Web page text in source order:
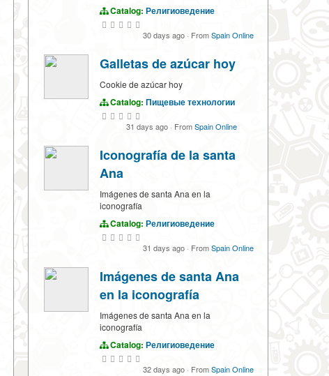
Catalog: Религиоведение
30 days ago · FromSpain Online
Galletas de azúcar hoy
Cookie de azúcar hoy
Catalog: Пищевые технологии
31 days ago · FromSpain Online
Iconografía de la santa
Ana
Imágenes de santa Ana en la
iconografía
Catalog: Религиоведение
31 days ago · FromSpain Online
Imágenes de santa Ana
en la iconografía
Imágenes de santa Ana en la
iconografía
Catalog: Религиоведение
32 days ago · FromSpain Online